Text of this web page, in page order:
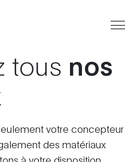
tous nos
votre concepteur
des matériaux
à votre disposition